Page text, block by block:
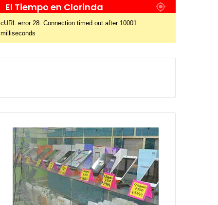
El Tiempo en Clorinda
cURL error 28: Connection timed out after 10001
milliseconds